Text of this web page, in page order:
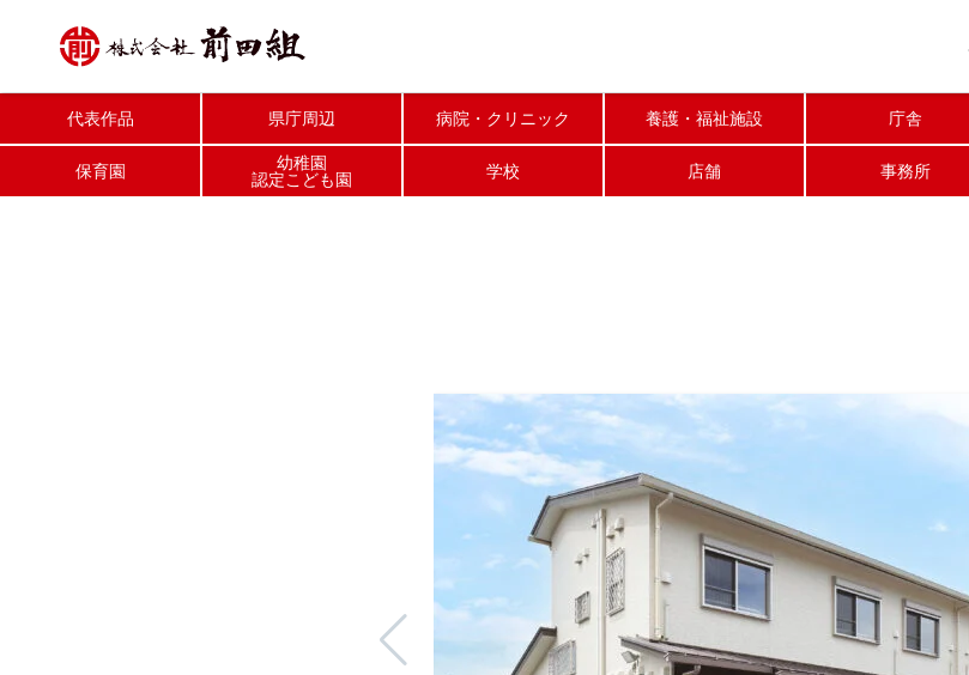
代表作品 県庁周辺 病院 クリニック 養護 福祉施設 庁舎
保育園
幼稚園
認定こども園
学校 店舗 事務所